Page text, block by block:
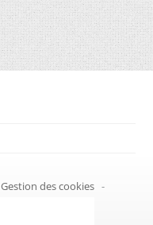
Gestion des cookies -